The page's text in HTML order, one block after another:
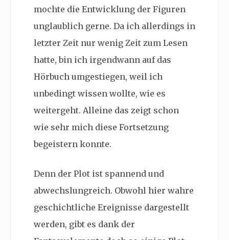
mochte die Entwicklung der Figuren
unglaublich gerne. Da ich allerdings in
letzter Zeit nur wenig Zeit zum Lesen
hatte, bin ich irgendwann auf das
Hörbuch umgestiegen, weil ich
unbedingt wissen wollte, wie es
weitergeht. Alleine das zeigt schon
wie sehr mich diese Fortsetzung
begeistern konnte.
Denn der Plot ist spannend und
abwechslungreich. Obwohl hier wahre
geschichtliche Ereignisse dargestellt
werden, gibt es dank der